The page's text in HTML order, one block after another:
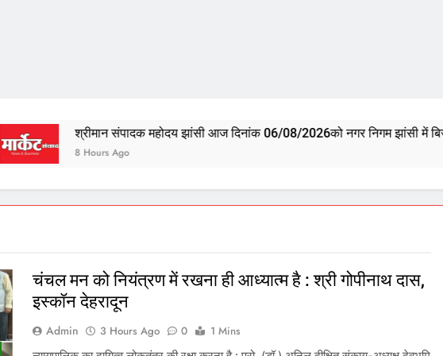
श्रीमान संपादक महोदय झांसी आज दिनांक 06/08/2026को नगर निगम झांसी में बिजौली तालाब का
8 Hours Ago
चंचल मन को नियंत्रण में रखना ही आध्यात्म है : श्री गोपीनाथ दास,
इस्कॉन देहरादून
Admin 3 Hours Ago 0
1 Mins